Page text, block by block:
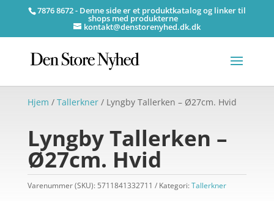
7876 8672 - Denne side er et produktkatalog og linker til
shops med produkterne
kontakt@denstorenyhed.dk.dk
Hjem / Tallerkner/ Lyngby Tallerken – Ø27cm. Hvid
Lyngby Tallerken –
Ø27cm. Hvid
Varenummer (SKU): 5711841332711 Kategori:Tallerkner